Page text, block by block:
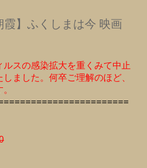
】ふくしまは今 映画
スの感染拡大を重くみて中止
ました。何卒ご理解のほど、